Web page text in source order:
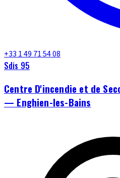
+33 1 49 71 54 08
Sdis 95
Centre D'incendie et de
— Enghien-les-Bains